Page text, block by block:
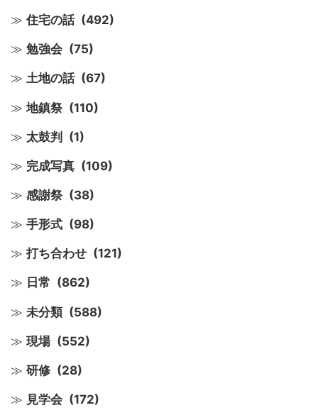
住宅の話 (492)
勉強会 (75)
土地の話 (67)
地鎮祭 (110)
太鼓判 (1)
完成写真 (109)
感謝祭 (38)
手形式 (98)
打ち合わせ (121)
日常 (862)
未分類 (588)
現場 (552)
研修 (28)
見学会 (172)